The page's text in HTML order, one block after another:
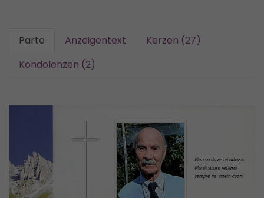
Parte Anzeigentext
Kerzen (27)
Kondolenzen (2)